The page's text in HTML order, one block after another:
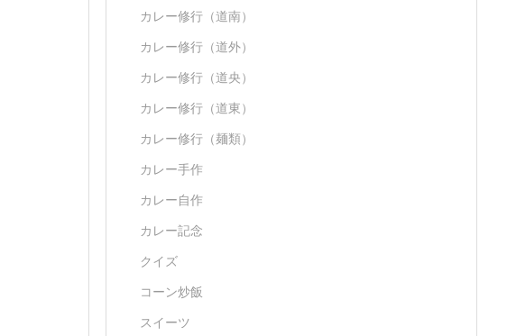
カレー修行（道南）
カレー修行（道外）
カレー修行（道央）
カレー修行（道東）
カレー修行（麺類）
カレー手作
カレー自作
カレー記念
クイズ
コーン炒飯
スイーツ